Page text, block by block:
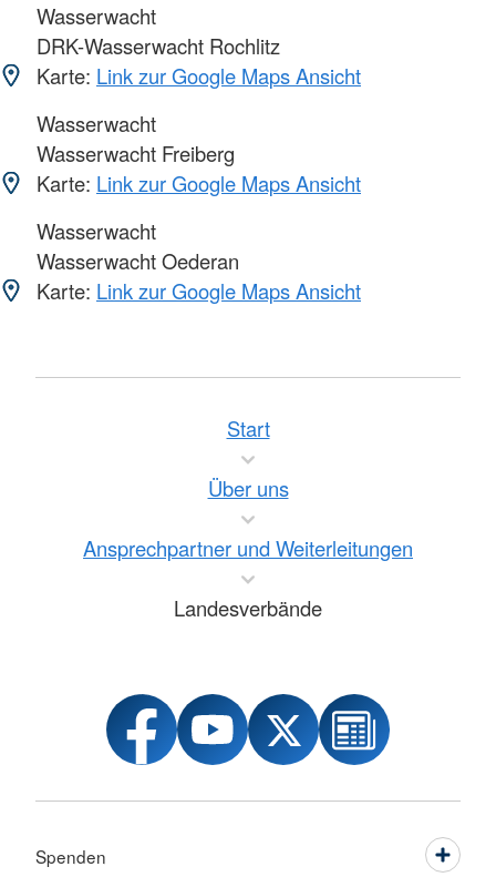
Wasserwacht
DRK-Wasserwacht Rochlitz
Karte: Link zur Google Maps Ansicht
Wasserwacht
Wasserwacht Freiberg
Karte: Link zur Google Maps Ansicht
Wasserwacht
Wasserwacht Oederan
Karte: Link zur Google Maps Ansicht
Start
Über uns
Ansprechpartner und Weiterleitungen
Landesverbände
Spenden